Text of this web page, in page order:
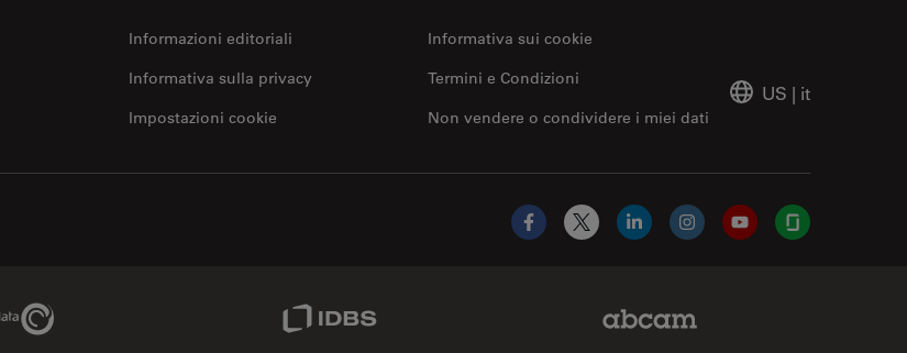
Informazioni editoriali
Informativa sui cookie
Informativa sulla privacy
Non vendere o condividere i miei dati
Termini e Condizioni
Impostazioni cookie
US | it
Facebook
X LinkedInInstagramYouTubeGlassdoor
Genedata Link IDBS Link